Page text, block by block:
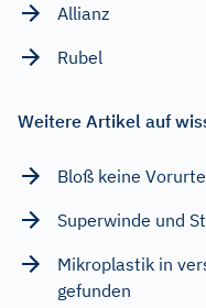
Allianz
Rubel
Weitere Artikel auf
Bloß keine
Superwinde und
Mikroplastik in
gefunden